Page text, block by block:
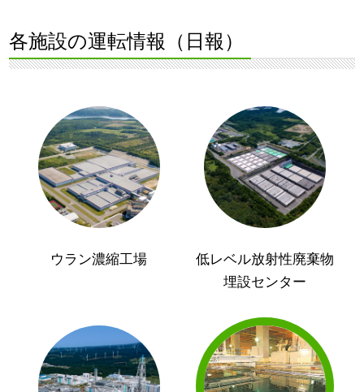
各施設の運転情報（日報）
ウラン濃縮工場
低レベル放射性廃棄物
埋設センター